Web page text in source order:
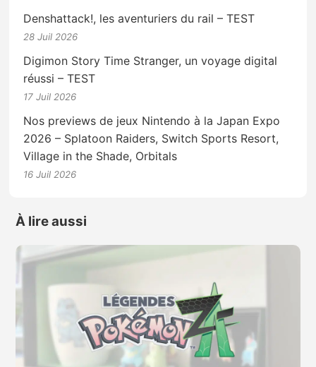
Denshattack!, les aventuriers du rail – TEST
28 Juil 2026
Digimon Story Time Stranger, un voyage digital
réussi – TEST
17 Juil 2026
Nos previews de jeux Nintendo à la Japan Expo
2026 – Splatoon Raiders, Switch Sports Resort,
Village in the Shade, Orbitals
16 Juil 2026
À lire aussi